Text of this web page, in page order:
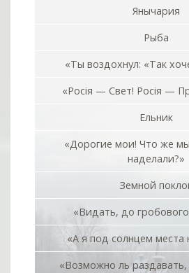
Янычария
Рыба
«Ты воздохнул: «Так
«Росiя — Свет! Росiя —
Ельник
«Дорогие мои! Что же
наделали?»
Земной
«Видать, до
«А я под солнцем
«Возможно ль раздавать,